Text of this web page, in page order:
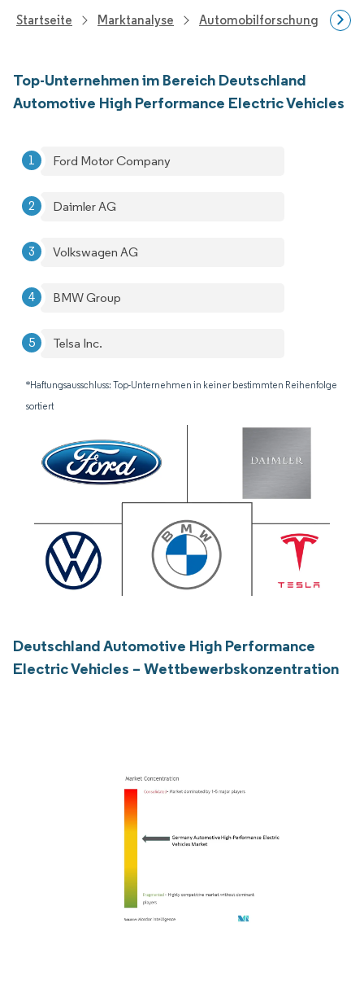
Startseite Marktanalyse Automobilforschung
Top-Unternehmen im Bereich Deutschland
Automotive High Performance Electric Vehicles
Ford Motor Company
Daimler AG
Volkswagen AG
BMW Group
Telsa Inc.
*Haftungsausschluss: Top-Unternehmen in keiner bestimmten Reihenfolge
sortiert
Deutschland Automotive High Performance
Electric Vehicles – Wettbewerbskonzentration